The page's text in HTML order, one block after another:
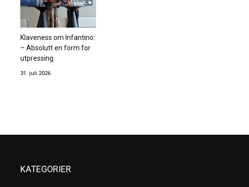
Klaveness om Infantino:
– Absolutt en form for
utpressing
31. juli 2026
KATEGORIER